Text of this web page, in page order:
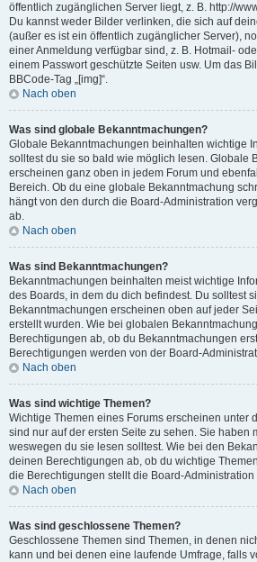
öffentlich zugänglichen Server liegt, z. B. http://
Du kannst weder Bilder verlinken, die sich auf
(außer es ist ein öffentlich zugänglicher Server),
einer Anmeldung verfügbar sind, z. B. Hotmail-
einem Passwort geschützte Seiten usw. Um das
BBCode-Tag „[img]“.
Nach oben
Was sind globale Bekanntmachungen?
Globale Bekanntmachungen beinhalten wichtige
solltest du sie so bald wie möglich lesen. Globale
erscheinen ganz oben in jedem Forum und
Bereich. Ob du eine globale Bekanntmachung
hängt von den durch die Board-Administration
ab.
Nach oben
Was sind Bekanntmachungen?
Bekanntmachungen beinhalten meist wichtige
des Boards, in dem du dich befindest. Du solltest
Bekanntmachungen erscheinen oben auf jeder
erstellt wurden. Wie bei globalen
Berechtigungen ab, ob du Bekanntmachungen
Berechtigungen werden von der Board-
Nach oben
Was sind wichtige Themen?
Wichtige Themen eines Forums erscheinen unter
sind nur auf der ersten Seite zu sehen. Sie haben
weswegen du sie lesen solltest. Wie bei den
deinen Berechtigungen ab, ob du wichtige
die Berechtigungen stellt die Board-Administration
Nach oben
Was sind geschlossene Themen?
Geschlossene Themen sind Themen, in denen
kann und bei denen eine laufende Umfrage, falls